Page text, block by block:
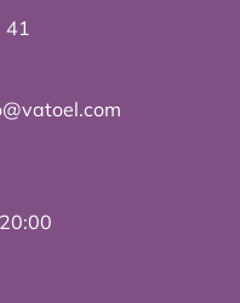
41